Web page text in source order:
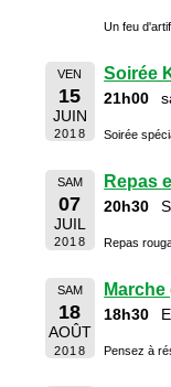
Un feu
VEN
15
JUIN
2018
Soirée
21h00
Soirée
SAM
07
JUIL
2018
Repas
20h30
Repas
SAM
18
AOÛT
2018
18h30
Pensez à